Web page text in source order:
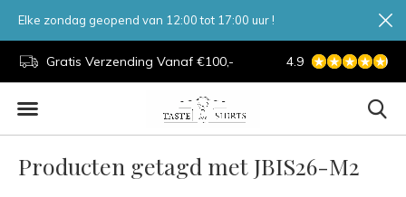
Gratis Verzending Vanaf €100,- 7 Dagen Per
4.9
Elke zondag geopend van 12:00 tot 17:00 uur !
Producten getagd met JBIS26-M2